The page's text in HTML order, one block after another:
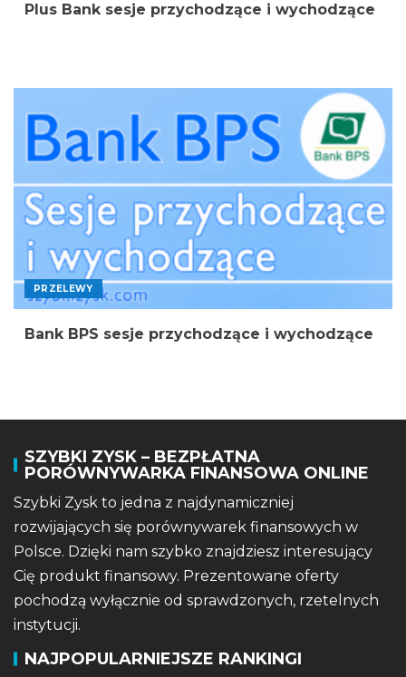
Plus Bank sesje przychodzące i wychodzące
PRZELEWY
Bank BPS sesje przychodzące i wychodzące
SZYBKI ZYSK – BEZPŁATNA
PORÓWNYWARKA FINANSOWA ONLINE
Szybki Zysk to jedna z najdynamiczniej
rozwijających się porównywarek finansowych w
Polsce. Dzięki nam szybko znajdziesz interesujący
Cię produkt finansowy. Prezentowane oferty
pochodzą wyłącznie od sprawdzonych, rzetelnych
instytucji.
NAJPOPULARNIEJSZE RANKINGI